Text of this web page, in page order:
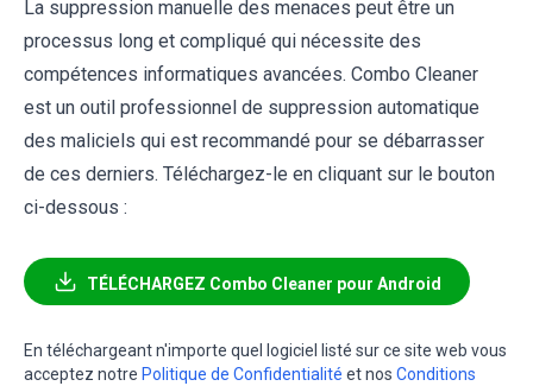
La suppression manuelle des menaces peut être un
processus long et compliqué qui nécessite des
compétences informatiques avancées. Combo Cleaner
est un outil professionnel de suppression automatique
des maliciels qui est recommandé pour se débarrasser
de ces derniers. Téléchargez-le en cliquant sur le bouton
ci-dessous :
TÉLÉCHARGEZ Combo Cleaner pour Android
En téléchargeant n'importe quel logiciel listé sur ce site web vous
acceptez notre Politique de Confidentialité et nos Conditions